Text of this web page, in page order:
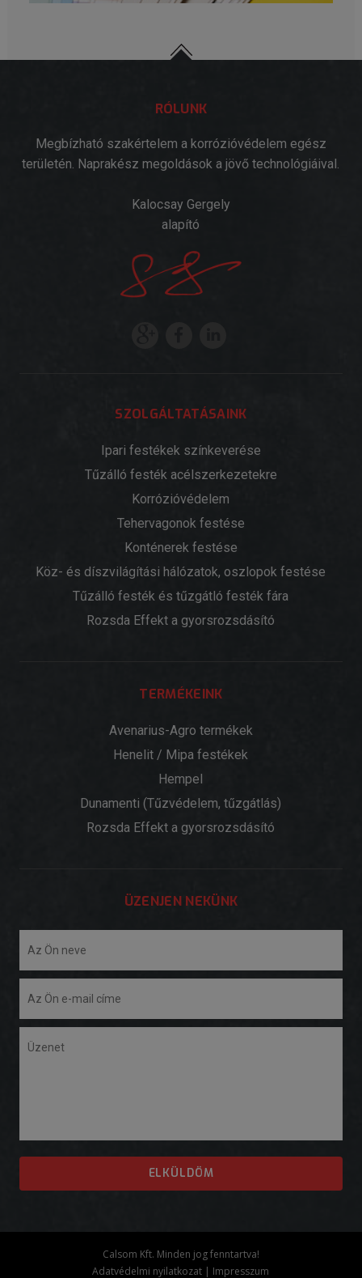
RÓLUNK
Megbízható szakértelem a korrózióvédelem egész
területén. Naprakész megoldások a jövő technológiáival.
Kalocsay Gergely
alapító
SZOLGÁLTATÁSAINK
Ipari festékek színkeverése
Tűzálló festék acélszerkezetekre
Korrózióvédelem
Tehervagonok festése
Konténerek festése
Köz- és díszvilágítási hálózatok, oszlopok festése
Tűzálló festék és tűzgátló festék fára
Rozsda Effekt a gyorsrozsdásító
TERMÉKEINK
Avenarius-Agro termékek
Henelit / Mipa festékek
Hempel
Dunamenti (Tűzvédelem, tűzgátlás)
Rozsda Effekt a gyorsrozsdásító
ÜZENJEN NEKÜNK
Calsom Kft. Minden jog fenntartva!
Adatvédelmi nyilatkozat | Impresszum